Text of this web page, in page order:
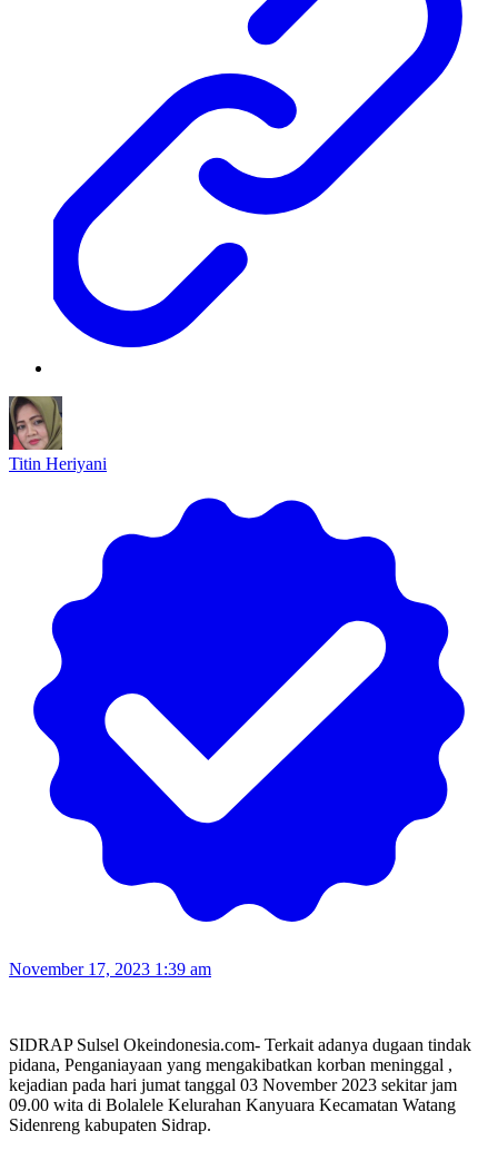
Titin Heriyani
November 17, 2023 1:39 am
SIDRAP Sulsel Okeindonesia.com- Terkait adanya dugaan tindak
pidana, Penganiayaan yang mengakibatkan korban meninggal ,
kejadian pada hari jumat tanggal 03 November 2023 sekitar jam
09.00 wita di Bolalele Kelurahan Kanyuara Kecamatan Watang
Sidenreng kabupaten Sidrap.